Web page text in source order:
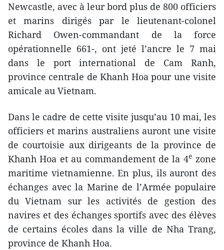
Newcastle, avec à leur bord plus de 800 officiers
et marins dirigés par le lieutenant-colonel
Richard Owen-commandant de la force
opérationnelle 661-, ont jeté l’ancre le 7 mai
dans le port international de Cam Ranh,
province centrale de Khanh Hoa pour une visite
amicale au Vietnam.
Dans le cadre de cette visite jusqu’au 10 mai, les
officiers et marins australiens auront une visite
de courtoisie aux dirigeants de la province de
Khanh Hoa et au commandement de la 4e zone
maritime vietnamienne. En plus, ils auront des
échanges avec la Marine de l’Armée populaire
du Vietnam sur les activités de gestion des
navires et des échanges sportifs avec des élèves
de certains écoles dans la ville de Nha Trang,
province de Khanh Hoa.